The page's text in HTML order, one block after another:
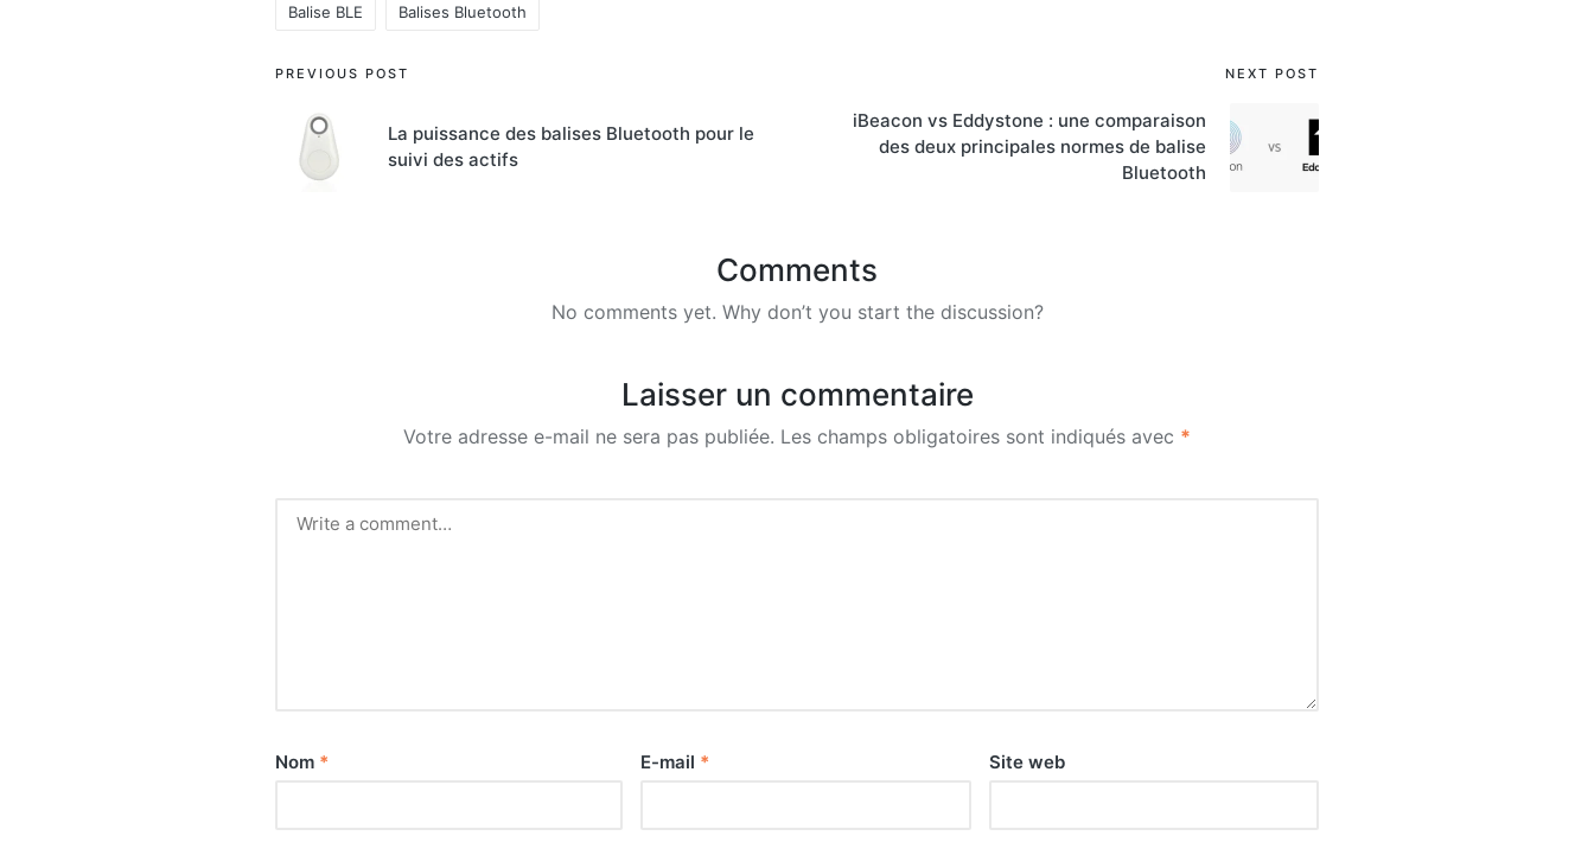
Tags:
Balise BLE Balises Bluetooth
Post
navigation
PREVIOUS POST
La puissance des balises Bluetooth pour le
suivi des actifs
NEXT POST
iBeacon vs Eddystone : une comparaison
des deux principales normes de balise
Bluetooth
Comments
No comments yet. Why don’t you start the discussion?
Laisser un commentaire
Votre adresse e-mail ne sera pas publiée. Les champs obligatoires sont indiqués avec *
Nom * E-mail * Site web